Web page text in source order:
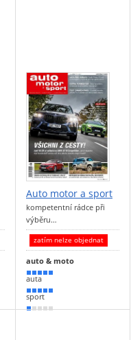
Auto motor a sport
kompetentní rádce při
výběru…
zatím nelze objednat
auto & moto
100 %
auta
100 %
sport
20 %